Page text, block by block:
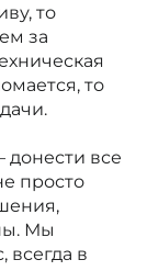
то
за
то
донести все
просто
Мы
всегда в